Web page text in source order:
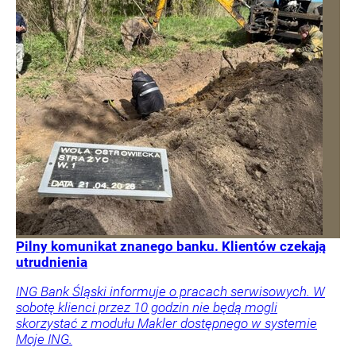
Pilny komunikat znanego banku. Klientów czekają
utrudnienia
ING Bank Śląski informuje o pracach serwisowych. W
sobotę klienci przez 10 godzin nie będą mogli
skorzystać z modułu Makler dostępnego w systemie
Moje ING.